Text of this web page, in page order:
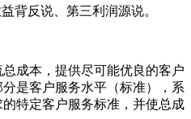
背反说、第三利润源说。
成本，提供尽可能优良的客户
是客户服务水平（标准），系
特定客户服务标准，并使总成